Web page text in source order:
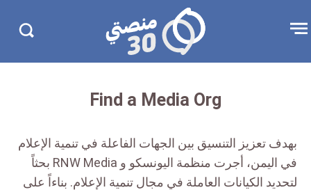
الإعلان
Open
menu
منصتي
30
Find a Media Org
بهدف تعزيز التنسيق بين الجهات الفاعلة في تنمية الإعلام
في اليمن، أجرت منظمة اليونسكو و RNW Media بحثاً
لتحديد الكيانات العاملة في مجال تنمية الإعلام. بناءاً على